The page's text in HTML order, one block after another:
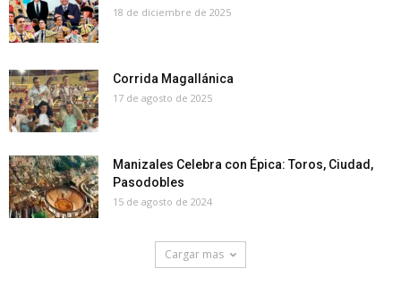
18 de diciembre de 2025
Corrida Magallánica
17 de agosto de 2025
Manizales Celebra con Épica: Toros, Ciudad,
Pasodobles
15 de agosto de 2024
Cargar mas